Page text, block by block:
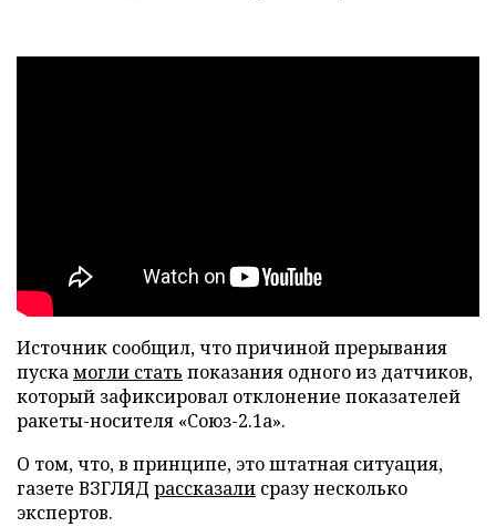
Источник сообщил, что причиной прерывания
пускамогли стать показания одного из датчиков,
который зафиксировал отклонение показателей
ракеты-носителя «Союз-2.1а».
О том, что, в принципе, это штатная ситуация,
газете ВЗГЛЯД рассказали сразу несколько
экспертов.